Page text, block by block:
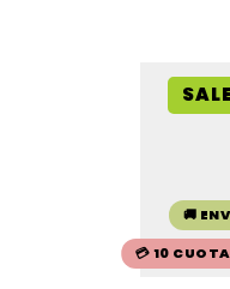
🚚
💳 10